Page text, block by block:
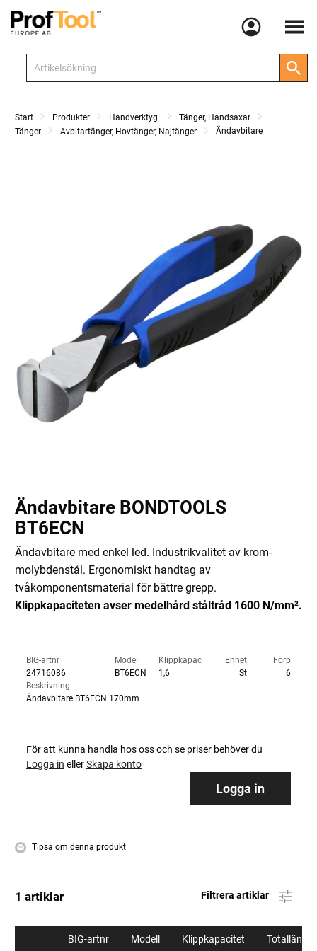
Meny
Start Produkter Handverktyg
Tänger, Handsaxar
Tänger
Avbitartänger, Hovtänger, Najtänger Ändavbitare
Ändavbitare BONDTOOLS
BT6ECN
Ändavbitare med enkel led. Industrikvalitet av krom-
molybdenstål. Ergonomiskt handtag av
tvåkomponentsmaterial för bättre grepp.
Klippkapaciteten avser medelhård ståltråd 1600 N/mm².
BIG-artnr
24716086
Modell
BT6ECN
Klippkapacitet
1,6
Enhet
St
Förp
6
Beskrivning
Ändavbitare BT6ECN 170mm
För att kunna handla hos oss och se priser behöver du
Logga in ellerSkapa konto
Logga in
Tipsa om denna produkt
1 artiklar Filtrera artiklar
BIG-artnr Modell Klippkapacitet Totallängd